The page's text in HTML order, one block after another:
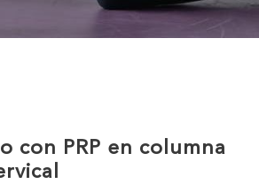
con PRP en columna